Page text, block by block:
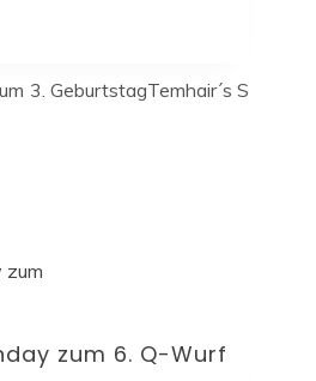
3. GeburtstagTemhair´s S
zum 6. Q-Wurf